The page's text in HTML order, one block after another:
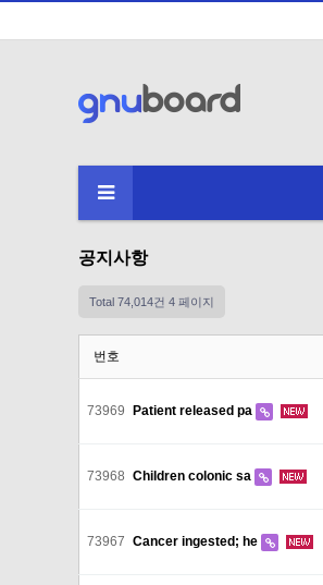
공지사항
Total 74,014건 4 페이지
번호
73969 Patient released pa
73968 Children colonic sa
73967 Cancer ingested; he